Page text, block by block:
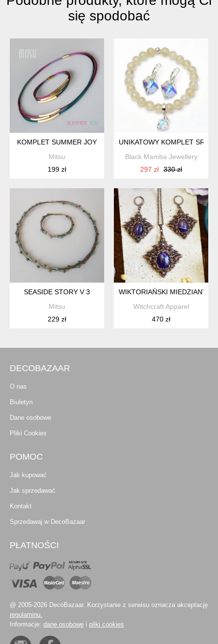
się spodobać
KOMPLET SUMMER JOY
Mitsu
199 zł
UNIKATOWY KOMPLET
Black Mamba Jewellery
297 zł
330 zł
SEASIDE STORY V 3
Mitsu
229 zł
WIKTORIAŃSKI MIEDZIANY
Witchcraft Apparel
470 zł
DECOBAZAAR
O nas
Biuletyn
Dane osobowe
Pliki Cookies
POMOC
Jak kupować
Jak sprzedawać
Kontakt
Sprzedawaj w DecoBazaar
PŁATNOŚCI
@ 2005-2026 DecoBazaar. Korzystanie z serwisu oznacza akceptację
regulaminu.
Informacje: dane osobowe i pliki cookies